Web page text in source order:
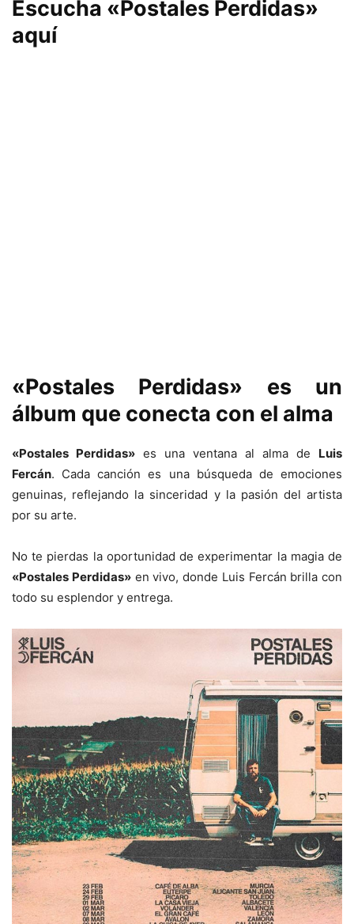
Escucha «Postales Perdidas»
aquí
«Postales Perdidas» es un
álbum que conecta con el alma
«Postales Perdidas» es una ventana al alma de Luis
Fercán. Cada canción es una búsqueda de emociones
genuinas, reflejando la sinceridad y la pasión del artista
por su arte.
No te pierdas la oportunidad de experimentar la magia de
«Postales Perdidas»en vivo, donde Luis Fercán brilla con
todo su esplendor y entrega.